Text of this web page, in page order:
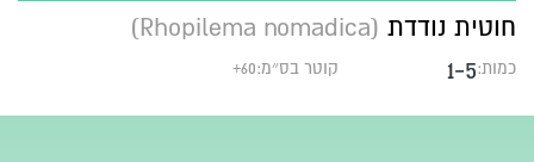
חוטית נודדת (Rhopilema nomadica)
כמות:1-5 קוטר בס״מ:60+